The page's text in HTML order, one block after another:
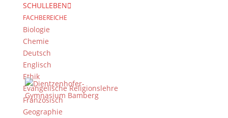
SCHULLEBEN
FACHBEREICHE
Biologie
Chemie
Deutsch
Englisch
Ethik
Evangelische Religionslehre
Französisch
Geographie
Immer Aktuell
Bleiben Sie immer auf dem neusten Stand und
folgen Sie uns auf Twitter
Folgen Sie dem
Kontakt Webteam
Kontaktieren Sie das Webteam